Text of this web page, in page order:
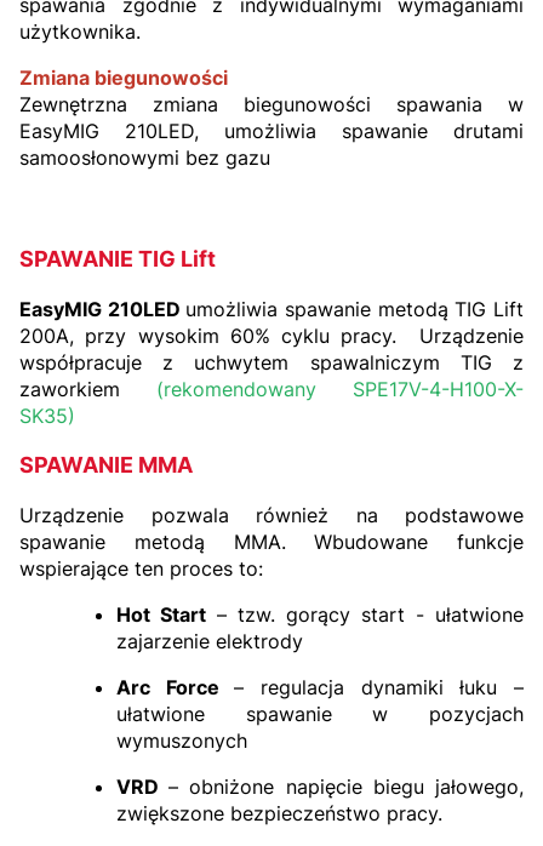
spawania zgodnie z indywidualnymi wymaganiami
użytkownika.
Zmiana biegunowości
Zewnętrzna zmiana biegunowości spawania w
EasyMIG 210LED, umożliwia spawanie drutami
samoosłonowymi bez gazu
SPAWANIE TIG Lift
EasyMIG 210LED umożliwia spawanie metodą TIG Lift
200A, przy wysokim 60% cyklu pracy. Urządzenie
współpracuje z uchwytem spawalniczym TIG z
zaworkiem (rekomendowany SPE17V-4-H100-X-
SK35)
SPAWANIE MMA
Urządzenie pozwala również na podstawowe
spawanie metodą MMA. Wbudowane funkcje
wspierające ten proces to:
Hot Start – tzw. gorący start - ułatwione
zajarzenie elektrody
Arc Force– regulacja dynamiki łuku –
ułatwione spawanie w pozycjach
wymuszonych
VRD– obniżone napięcie biegu jałowego,
zwiększone bezpieczeństwo pracy.